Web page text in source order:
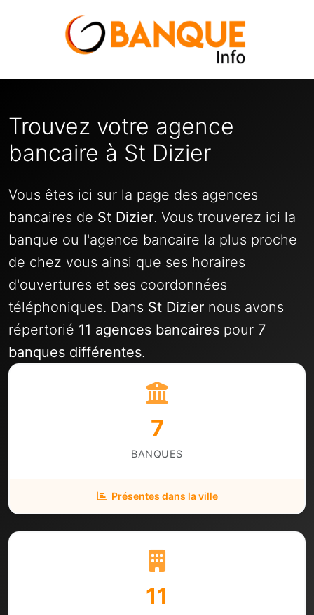
Trouvez votre agence
bancaire à St Dizier
Vous êtes ici sur la page des agences
bancaires de St Dizier. Vous trouverez ici la
banque ou l'agence bancaire la plus proche
de chez vous ainsi que ses horaires
d'ouvertures et ses coordonnées
téléphoniques. Dans St Dizier nous avons
répertorié 11 agences bancaires pour 7
banques différentes.
7
BANQUES
Présentes dans la ville
11